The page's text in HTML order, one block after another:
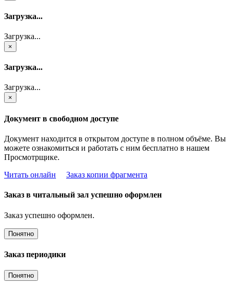
Загрузка...
Загрузка...
×
Загрузка...
Загрузка...
×
Документ в свободном доступе
Документ находится в открытом доступе в полном объёме. Вы
можете ознакомиться и работать с ним бесплатно в нашем
Просмотрщике.
Читать онлайн
Заказ копии фрагмента
Заказ в читальный зал успешно оформлен
Заказ успешно оформлен.
Понятно
Заказ периодики
Понятно